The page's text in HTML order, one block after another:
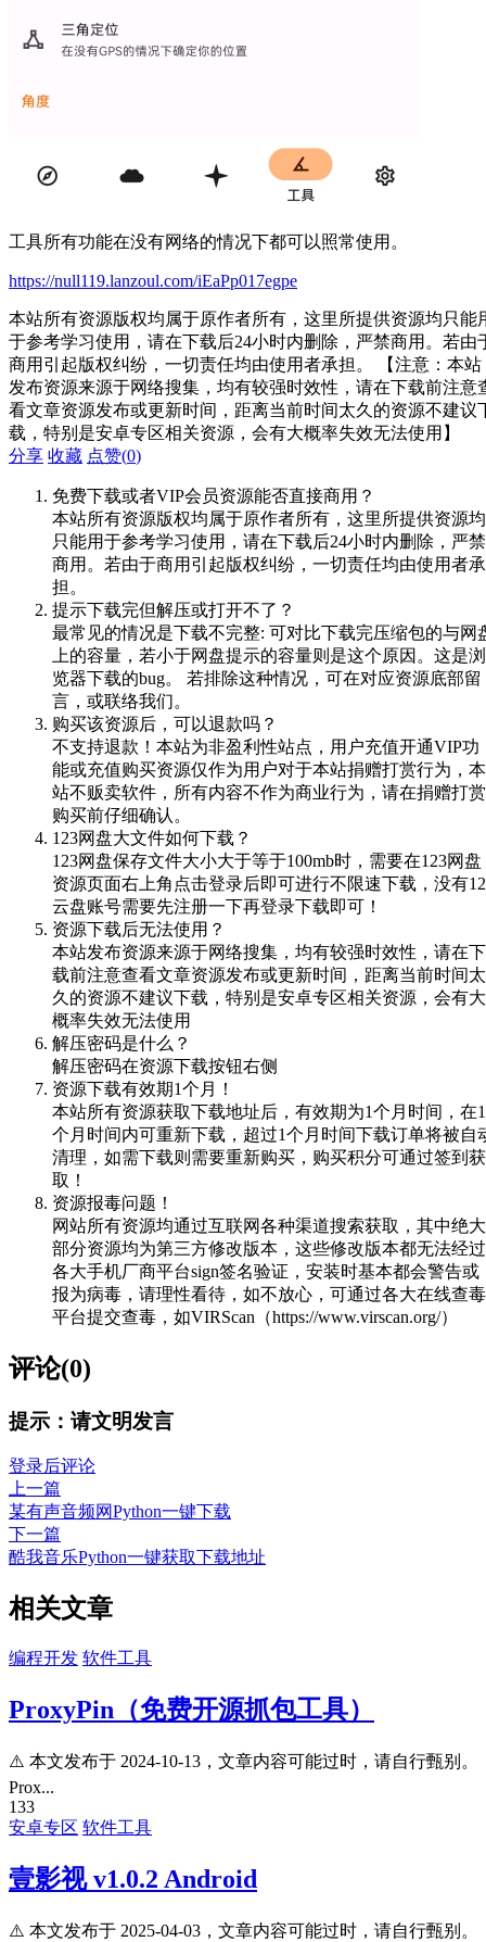
工具所有功能在没有网络的情况下都可以照常使用。
https://null119.lanzoul.com/iEaPp017egpe
本站所有资源版权均属于原作者所有，这里所提供资源均只能
于参考学习使用，请在下载后24小时内删除，严禁商用。若由
商用引起版权纠纷，一切责任均由使用者承担。 【注意：本站
发布资源来源于网络搜集，均有较强时效性，请在下载前注意
看文章资源发布或更新时间，距离当前时间太久的资源不建议
载，特别是安卓专区相关资源，会有大概率失效无法使用】
分享 收藏 点赞(0)
免费下载或者VIP会员资源能否直接商用？
本站所有资源版权均属于原作者所有，这里所提供资源均
只能用于参考学习使用，请在下载后24小时内删除，严禁
商用。若由于商用引起版权纠纷，一切责任均由使用者承
担。
提示下载完但解压或打开不了？
最常见的情况是下载不完整: 可对比下载完压缩包的与网
上的容量，若小于网盘提示的容量则是这个原因。这是浏
览器下载的bug。 若排除这种情况，可在对应资源底部留
言，或联络我们。
购买该资源后，可以退款吗？
不支持退款！本站为非盈利性站点，用户充值开通VIP功
能或充值购买资源仅作为用户对于本站捐赠打赏行为，本
站不贩卖软件，所有内容不作为商业行为，请在捐赠打赏
购买前仔细确认。
123网盘大文件如何下载？
123网盘保存文件大小大于等于100mb时，需要在123网盘
资源页面右上角点击登录后即可进行不限速下载，没有
云盘账号需要先注册一下再登录下载即可！
资源下载后无法使用？
本站发布资源来源于网络搜集，均有较强时效性，请在下
载前注意查看文章资源发布或更新时间，距离当前时间太
久的资源不建议下载，特别是安卓专区相关资源，会有大
概率失效无法使用
解压密码是什么？
解压密码在资源下载按钮右侧
资源下载有效期1个月！
本站所有资源获取下载地址后，有效期为1个月时间，在1
个月时间内可重新下载，超过1个月时间下载订单将被自
清理，如需下载则需要重新购买，购买积分可通过签到获
取！
资源报毒问题！
网站所有资源均通过互联网各种渠道搜索获取，其中绝大
部分资源均为第三方修改版本，这些修改版本都无法经过
各大手机厂商平台sign签名验证，安装时基本都会警告或
报为病毒，请理性看待，如不放心，可通过各大在线查毒
平台提交查毒，如VIRScan（https://www.virscan.org/）
评论(0)
提示：请文明发言
登录后评论
上一篇
某有声音频网Python一键下载
下一篇
酷我音乐Python一键获取下载地址
相关文章
编程开发 软件工具
ProxyPin（免费开源抓包工具）
⚠️ 本文发布于 2024-10-13，文章内容可能过时，请自行甄别。
Prox...
133
安卓专区 软件工具
壹影视 v1.0.2 Android
⚠️ 本文发布于 2025-04-03，文章内容可能过时，请自行甄别。